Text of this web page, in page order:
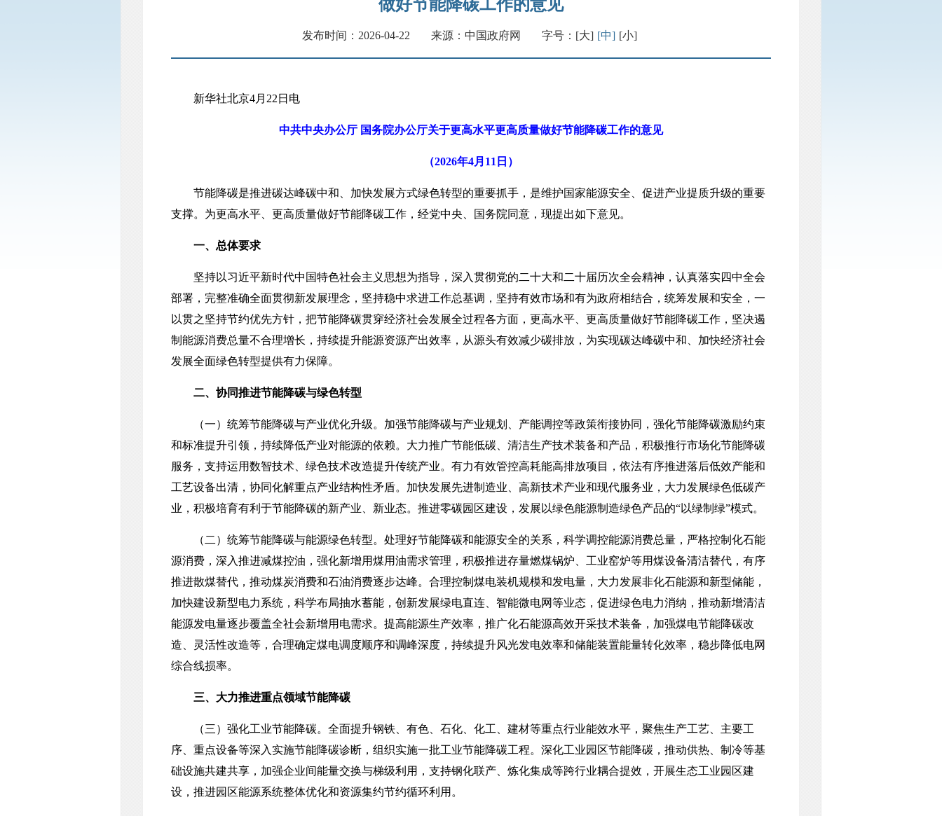
做好节能降碳工作的意见
发布时间：2026-04-22 来源：中国政府网 字号： [大] [中] [小]
新华社北京4月22日电
中共中央办公厅 国务院办公厅关于更高水平更高质量做好节能降碳工作的意见
（2026年4月11日）
节能降碳是推进碳达峰碳中和、加快发展方式绿色转型的重要抓手，是维护国家能源安全、促进产业提质升级的重要
支撑。为更高水平、更高质量做好节能降碳工作，经党中央、国务院同意，现提出如下意见。
一、总体要求
坚持以习近平新时代中国特色社会主义思想为指导，深入贯彻党的二十大和二十届历次全会精神，认真落实四中全会
部署，完整准确全面贯彻新发展理念，坚持稳中求进工作总基调，坚持有效市场和有为政府相结合，统筹发展和安全，一
以贯之坚持节约优先方针，把节能降碳贯穿经济社会发展全过程各方面，更高水平、更高质量做好节能降碳工作，坚决遏
制能源消费总量不合理增长，持续提升能源资源产出效率，从源头有效减少碳排放，为实现碳达峰碳中和、加快经济社会
发展全面绿色转型提供有力保障。
二、协同推进节能降碳与绿色转型
（一）统筹节能降碳与产业优化升级。加强节能降碳与产业规划、产能调控等政策衔接协同，强化节能降碳激励约束
和标准提升引领，持续降低产业对能源的依赖。大力推广节能低碳、清洁生产技术装备和产品，积极推行市场化节能降碳
服务，支持运用数智技术、绿色技术改造提升传统产业。有力有效管控高耗能高排放项目，依法有序推进落后低效产能和
工艺设备出清，协同化解重点产业结构性矛盾。加快发展先进制造业、高新技术产业和现代服务业，大力发展绿色低碳产
业，积极培育有利于节能降碳的新产业、新业态。推进零碳园区建设，发展以绿色能源制造绿色产品的“以绿制绿”模式。
（二）统筹节能降碳与能源绿色转型。处理好节能降碳和能源安全的关系，科学调控能源消费总量，严格控制化石能
源消费，深入推进减煤控油，强化新增用煤用油需求管理，积极推进存量燃煤锅炉、工业窑炉等用煤设备清洁替代，有序
推进散煤替代，推动煤炭消费和石油消费逐步达峰。合理控制煤电装机规模和发电量，大力发展非化石能源和新型储能，
加快建设新型电力系统，科学布局抽水蓄能，创新发展绿电直连、智能微电网等业态，促进绿色电力消纳，推动新增清洁
能源发电量逐步覆盖全社会新增用电需求。提高能源生产效率，推广化石能源高效开采技术装备，加强煤电节能降碳改
造、灵活性改造等，合理确定煤电调度顺序和调峰深度，持续提升风光发电效率和储能装置能量转化效率，稳步降低电网
综合线损率。
三、大力推进重点领域节能降碳
（三）强化工业节能降碳。全面提升钢铁、有色、石化、化工、建材等重点行业能效水平，聚焦生产工艺、主要工
序、重点设备等深入实施节能降碳诊断，组织实施一批工业节能降碳工程。深化工业园区节能降碳，推动供热、制冷等基
础设施共建共享，加强企业间能量交换与梯级利用，支持钢化联产、炼化集成等跨行业耦合提效，开展生态工业园区建
设，推进园区能源系统整体优化和资源集约节约循环利用。